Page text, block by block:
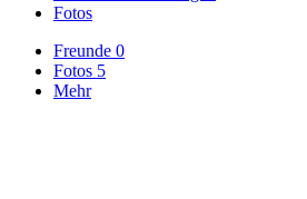
Fotos
Freunde 0
Fotos 5
Mehr